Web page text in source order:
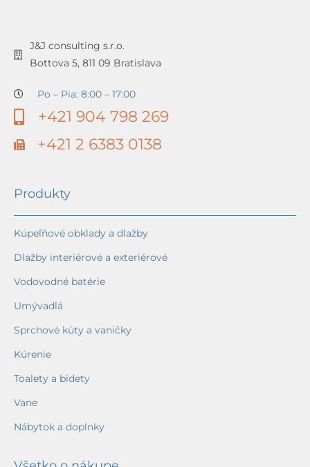
J&J consulting s.r.o.
Bottova 5, 811 09 Bratislava
Po – Pia: 8:00 – 17:00
+421 904 798 269
+421 2 6383 0138
Produkty
Kúpeľňové obklady a dlažby
Dlažby interiérové a exteriérové
Vodovodné batérie
Umývadlá
Sprchové kúty a vaničky
Kúrenie
Toalety a bidety
Vane
Nábytok a doplnky